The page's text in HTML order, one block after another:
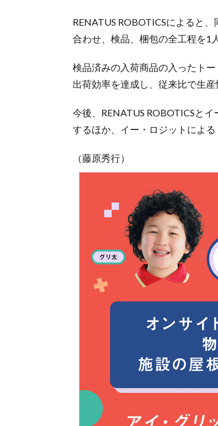
RENATUS ROBOTICSによると
合わせ、検品、梱包の全工程を1
検品済みの入荷商品の入ったト
出荷効率を達成し、従来比で生
今後、RENATUS ROBOTICSと
するほか、イー・ロジットによる
（藤原秀行）